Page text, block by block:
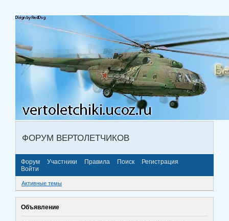
ФОРУМ ВЕРТОЛЕТЧИКОВ
Форум Участники Правила Поиск
Регистрация
Войти
Активные темы
Объявление